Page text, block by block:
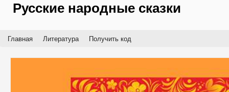
Русские народные сказки
Главная Литература Получить код